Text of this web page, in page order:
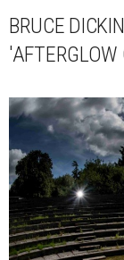
BRUCE